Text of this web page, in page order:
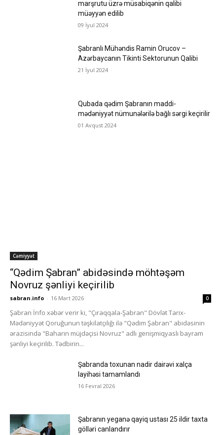
marşrutu üzrə müsabiqənin qalibi
müəyyən edilib
09 İyul 2024
Şabranlı Mühəndis Ramin Orucov –
Azərbaycanın Tikinti Sektorunun Qalibi
21 İyul 2024
Qubada qədim Şabranın maddi-
mədəniyyət nümunələrilə bağlı sərgi keçirilir
01 Avqust 2024
Cəmiyyət
“Qədim Şabran” abidəsində möhtəşəm
Novruz şənliyi keçirilib
sabran.info - 16 Mart 2026 0
Şabran İnfo xəbər verir ki, "Çıraqqala-Şabran" Dövlət Tarix-
Mədəniyyət Qoruğunun təşkilatçılığı ilə "Qədim Şabran" abidəsinin
ərazisində "Baharın müjdəçisi Novruz" adlı genişmiqyaslı bayram
şənliyi keçirilib. Tədbirin...
Şabranda toxunan nadir dairəvi xalça
layihəsi tamamlandı
16 Fevral 2026
Şabranın yeganə qayiq ustası 25 ildir taxta
gölləri canlandırır